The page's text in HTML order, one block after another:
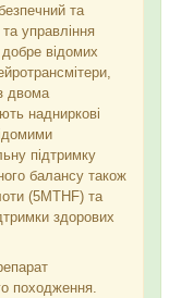
та
управління
відомих
двома
надниркові
підтримку
балансу також
(5MTHF) та
здорових
походження.